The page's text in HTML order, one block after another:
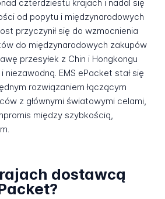
czterdziestu krajach i nadal się
od popytu i międzynarodowych
przyczynił się do wzmocnienia
do międzynarodowych zakupów
przesyłek z Chin i Hongkongu
niezawodną. EMS ePacket stał się
rozwiązaniem łączącym
z głównymi światowymi celami,
między szybkością,
dostawcą